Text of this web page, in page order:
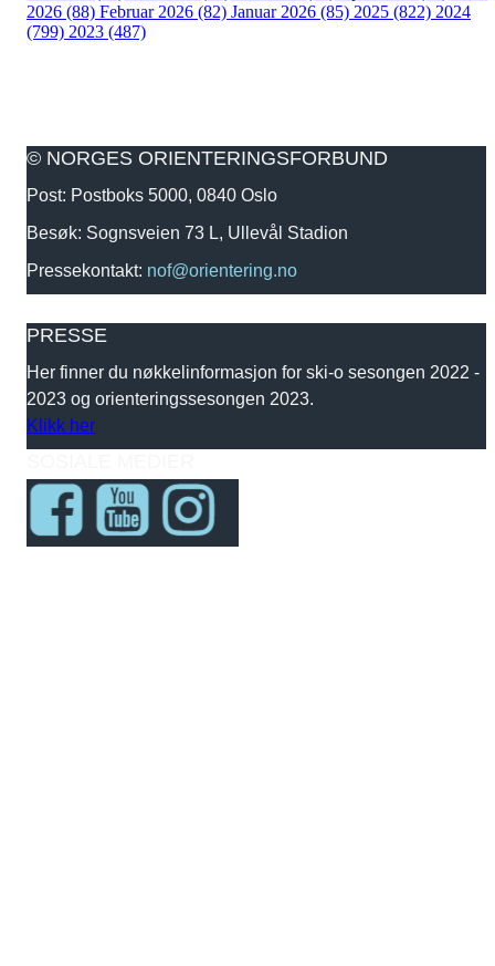
2026 (88) Februar 2026 (82) Januar 2026 (85) 2025 (822) 2024
(799) 2023 (487)
© NORGES ORIENTERINGSFORBUND
Post: Postboks 5000, 0840 Oslo
Besøk: Sognsveien 73 L, Ullevål Stadion
Pressekontakt: nof@orientering.no
PRESSE
Her finner du nøkkelinformasjon for ski-o sesongen 2022 -
2023 og orienteringssesongen 2023.
Klikk her